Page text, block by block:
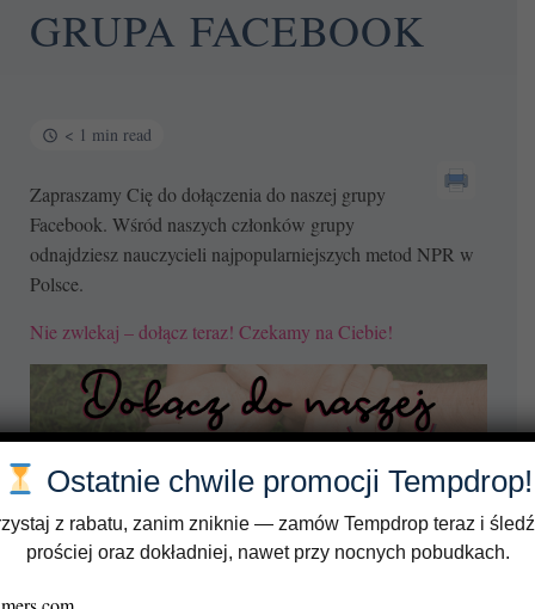
GRUPA FACEBOOK
< 1 min read
Zapraszamy Cię do dołączenia do naszej grupy
Facebook. Wśród naszych członków grupy
odnajdziesz nauczycieli najpopularniejszych metod NPR w
Polsce.
Nie zwlekaj – dołącz teraz! Czekamy na Ciebie!
Ostatnie chwile promocji Tempdrop!
z rabatu, zanim zniknie — zamów Tempdrop teraz i
prościej oraz dokładniej, nawet przy nocnych pobudkach.